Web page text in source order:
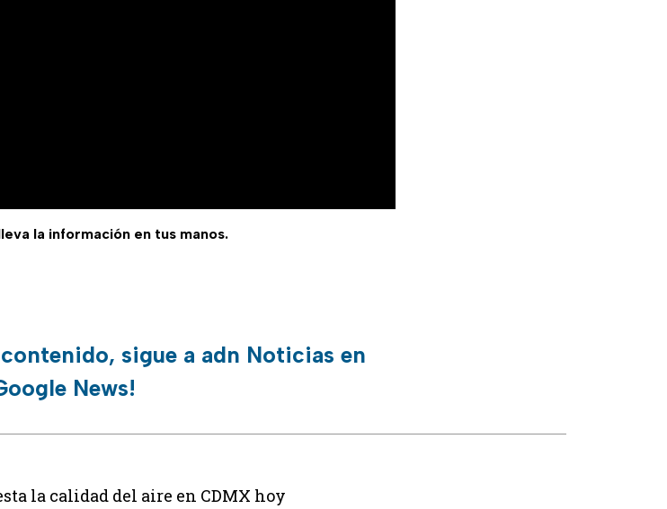
la información en tus manos.
sigue a adn Noticias en
News!
la calidad del aire en CDMX hoy